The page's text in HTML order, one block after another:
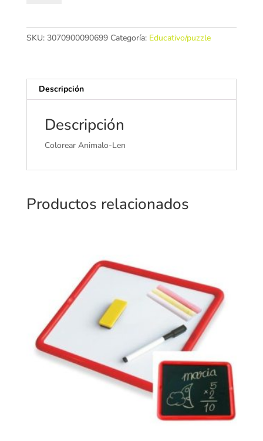
SKU: 3070900090699 Categoría: Educativo/puzzle
Descripción
Descripción
Colorear Animalo-Len
Productos relacionados